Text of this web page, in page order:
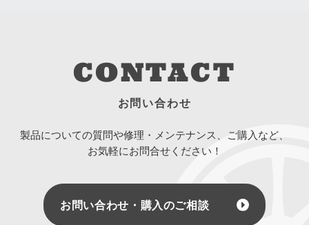
CONTACT
お問い合わせ
製品についての質問や修理・メンテナンス、ご購入など、
お気軽にお問合せください！
お問い合わせ・購入のご相談